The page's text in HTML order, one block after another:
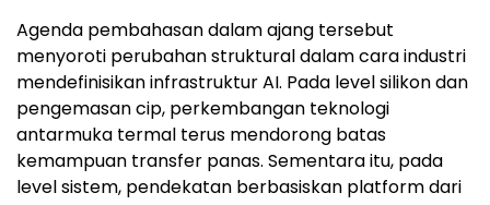
Agenda pembahasan dalam ajang tersebut
menyoroti perubahan struktural dalam cara industri
mendefinisikan infrastruktur AI. Pada level silikon dan
pengemasan cip, perkembangan teknologi
antarmuka termal terus mendorong batas
kemampuan transfer panas. Sementara itu, pada
level sistem, pendekatan berbasiskan platform dari